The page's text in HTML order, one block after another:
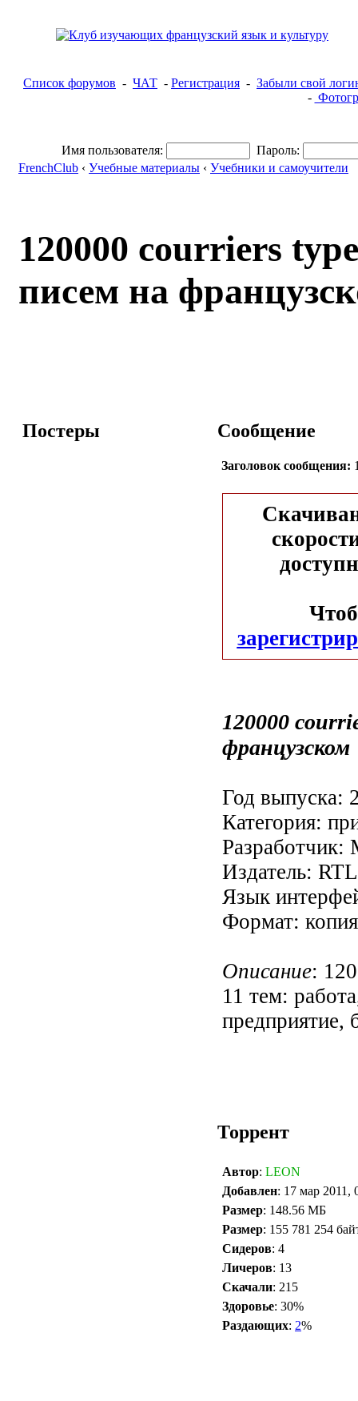
Список форумов - ЧАТ - Регистрация - Забыли свой
-
Имя пользователя:
Пароль:
FrenchClub ‹ Учебные материалы ‹ Учебники и самоучители
120000 courriers
писем на
Постеры Сообщение
Заголовок сообщения:
120000
французском
Год выпуска:
Категория:
Издатель: RTL
Язык
Формат:
Описание:
11 тем:
предприятие,
Торрент
Автор: LEON
Добавлен: 17 мар 2011,
Размер: 148.56 МБ
Размер: 155 781 254
Сидеров: 4
Личеров: 13
Скачали: 215
Здоровье: 30%
Раздающих: 2%